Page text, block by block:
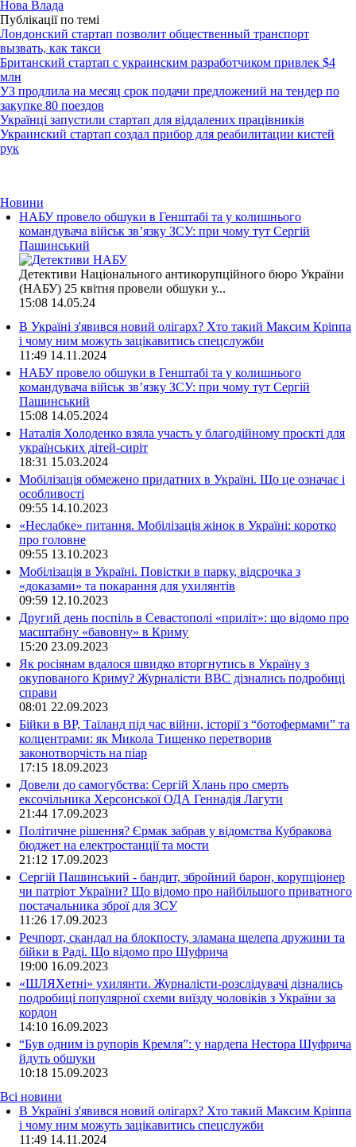
Нова Влада
Публікації по темі
Лондонский стартап позволит общественный транспорт
вызвать, как такси
Британский стартап с украинским разработчиком привлек $4
млн
УЗ продлила на месяц срок подачи предложений на тендер по
закупке 80 поездов
Українці запустили стартап для віддалених працівників
Украинский стартап создал прибор для реабилитации кистей
рук
Новини
НАБУ провело обшуки в Генштабі та у колишнього
командувача військ зв’язку ЗСУ: при чому тут Сергій
Пашинський
Детективи Національного антикорупційного бюро України
(НАБУ) 25 квітня провели обшуки у...
15:08 14.05.24
В Україні з'явився новий олігарх? Хто такий Максим Кріппа
і чому ним можуть зацікавитись спецслужби
11:49 14.11.2024
НАБУ провело обшуки в Генштабі та у колишнього
командувача військ зв’язку ЗСУ: при чому тут Сергій
Пашинський
15:08 14.05.2024
Наталія Холоденко взяла участь у благодійному проєкті для
українських дітей-сиріт
18:31 15.03.2024
Мобілізація обмежено придатних в Україні. Що це означає і
особливості
09:55 14.10.2023
«Неслабке» питання. Мобілізація жінок в Україні: коротко
про головне
09:55 13.10.2023
Мобілізація в Україні. Повістки в парку, відсрочка з
«доказами» та покарання для ухилянтів
09:59 12.10.2023
Другий день поспіль в Севастополі «приліт»: що відомо про
масштабну «бавовну» в Криму
15:20 23.09.2023
Як росіянам вдалося швидко вторгнутись в Україну з
окупованого Криму? Журналісти ВВС дізнались подробиці
справи
08:01 22.09.2023
Бійки в ВР, Таїланд під час війни, історії з “ботофермами” та
колцентрами: як Микола Тищенко перетворив
законотворчість на піар
17:15 18.09.2023
Довели до самогубства: Сергій Хлань про смерть
ексочільника Херсонської ОДА Геннадія Лагути
21:44 17.09.2023
Політичне рішення? Єрмак забрав у відомства Кубракова
бюджет на електростанції та мости
21:12 17.09.2023
Сергій Пашинський - бандит, збройний барон, корупціонер
чи патріот України? Що відомо про найбільшого приватного
постачальника зброї для ЗСУ
11:26 17.09.2023
Речпорт, скандал на блокпосту, зламана щелепа дружини та
бійки в Раді. Що відомо про Шуфрича
19:00 16.09.2023
«ШЛЯХетні» ухилянти. Журналісти-розслідувачі дізнались
подробиці популярної схеми виїзду чоловіків з України за
кордон
14:10 16.09.2023
“Був одним із рупорів Кремля”: у нардепа Нестора Шуфрича
йдуть обшуки
10:18 15.09.2023
Всі новини
В Україні з'явився новий олігарх? Хто такий Максим Кріппа
і чому ним можуть зацікавитись спецслужби
11:49 14.11.2024